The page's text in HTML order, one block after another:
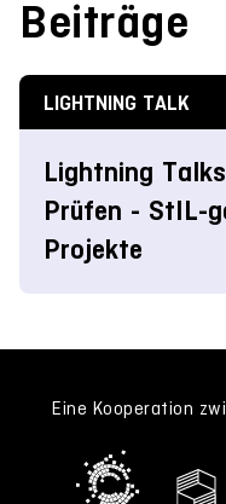
Beiträge
LIGHTNING TALK
Lightning
Prüfen - StIL-
Projekte
Eine Kooperation